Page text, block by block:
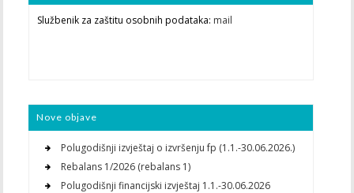
Službenik za zaštitu osobnih podataka: mail
Nove objave
Polugodišnji izvještaj o izvršenju fp (1.1.-30.06.2026.)
Rebalans 1/2026 (rebalans 1)
Polugodišnji financijski izvještaj 1.1.-30.06.2026